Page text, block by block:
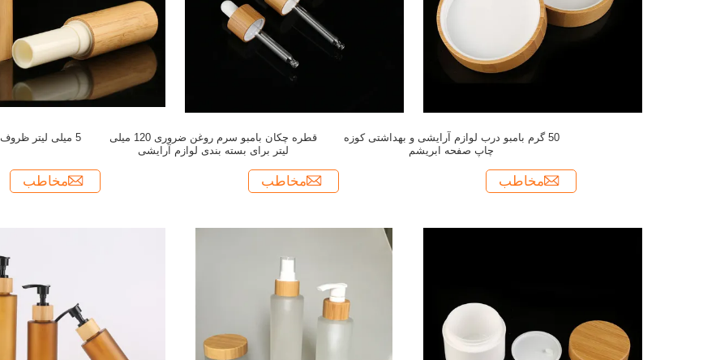
مخاطب
قطره چکان بامبو سرم روغن ضروری 120 میلی
لیتر برای بسته بندی لوازم آرایشی
مخاطب
50 گرم بامبو درب لوازم آرایشی و بهداشتی کوزه
چاپ صفحه ابریشم
مخاطب